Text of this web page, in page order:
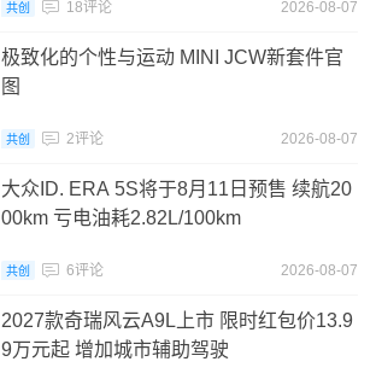
共创 18评论 2026-08-07
极致化的个性与运动 MINI JCW新套件官
图
共创 2评论 2026-08-07
大众ID. ERA 5S将于8月11日预售 续航20
00km 亏电油耗2.82L/100km
共创 6评论 2026-08-07
2027款奇瑞风云A9L上市 限时红包价13.9
9万元起 增加城市辅助驾驶